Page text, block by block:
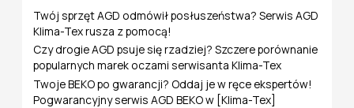
a
:
Twój sprzęt AGD odmówił posłuszeństwa? Serwis AGD
Klima-Tex rusza z pomocą!
Czy drogie AGD psuje się rzadziej? Szczere porównanie
popularnych marek oczami serwisanta Klima-Tex
Twoje BEKO po gwarancji? Oddaj je w ręce ekspertów!
Pogwarancyjny serwis AGD BEKO w [Klima-Tex]